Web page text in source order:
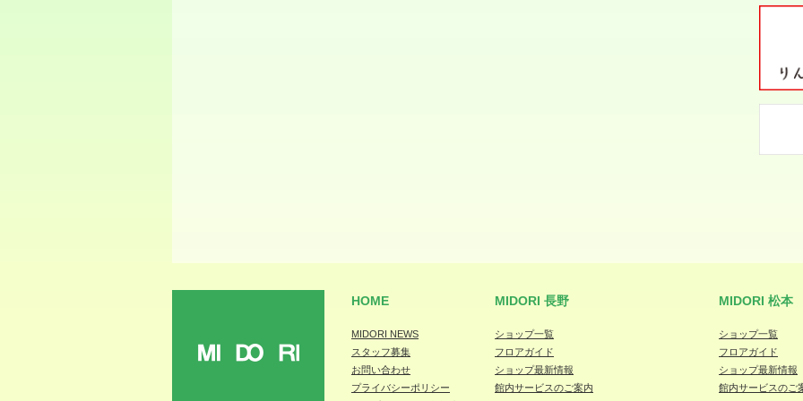
HOME
MIDORI NEWS
スタッフ募集
お問い合わせ
プライバシーポリシー
MIDORI 長野
ショップ一覧
フロアガイド
ショップ最新情報
館内サービスのご案内
MIDORI 松本
ショップ一覧
フロアガイド
ショップ最新情報
館内サービスのご